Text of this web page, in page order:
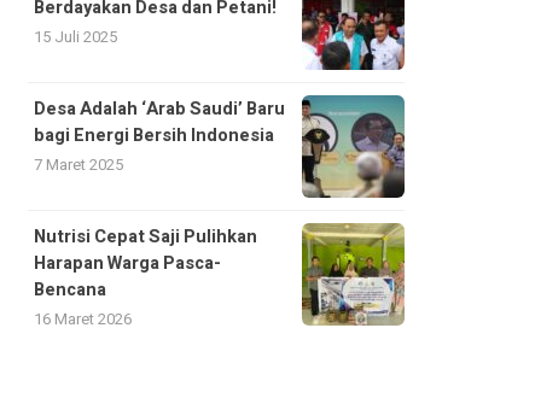
Berdayakan Desa dan Petani!
15 Juli 2025
Desa Adalah ‘Arab Saudi’ Baru
bagi Energi Bersih Indonesia
7 Maret 2025
Nutrisi Cepat Saji Pulihkan
Harapan Warga Pasca-
Bencana
16 Maret 2026